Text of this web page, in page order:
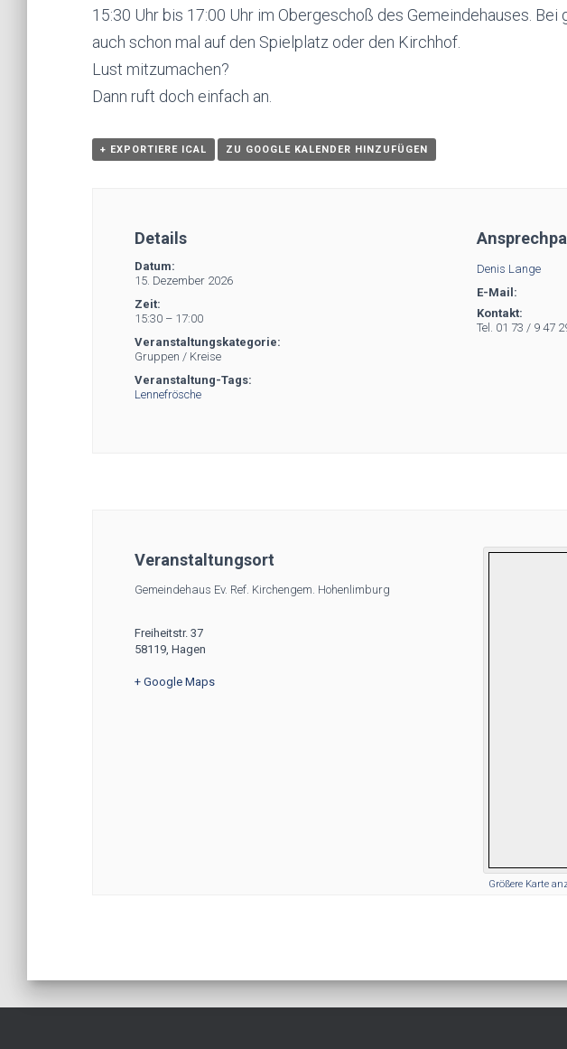
15:30 Uhr bis 17:00 Uhr im Obergeschoß des Gemeindehauses.
auch schon mal auf den Spielplatz oder den Kirchhof.
Lust mitzumachen?
Dann ruft doch einfach an.
+ EXPORTIERE ICAL ZU GOOGLE KALENDER HINZUFÜGEN
Details
Datum:
15. Dezember 2026
Zeit:
15:30 – 17:00
Veranstaltungskategorie:
Gruppen / Kreise
Veranstaltung-Tags:
Lennefrösche
Denis Lange
E-Mail:
Kontakt:
Tel. 01 73 / 9 47
Veranstaltungsort
Gemeindehaus Ev. Ref. Kirchengem. Hohenlimburg
Freiheitstr. 37
58119, Hagen
+ Google Maps
Größere Karte